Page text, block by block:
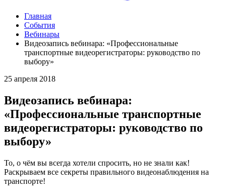
Главная
События
Вебинары
Видеозапись вебинара: «Профессиональные
транспортные видеорегистраторы: руководство по
выбору»
25 апреля 2018
Видеозапись вебинара:
«Профессиональные транспортные
видеорегистраторы: руководство по
выбору»
То, о чём вы всегда хотели спросить, но не знали как!
Раскрываем все секреты правильного видеонаблюдения на
транспорте!